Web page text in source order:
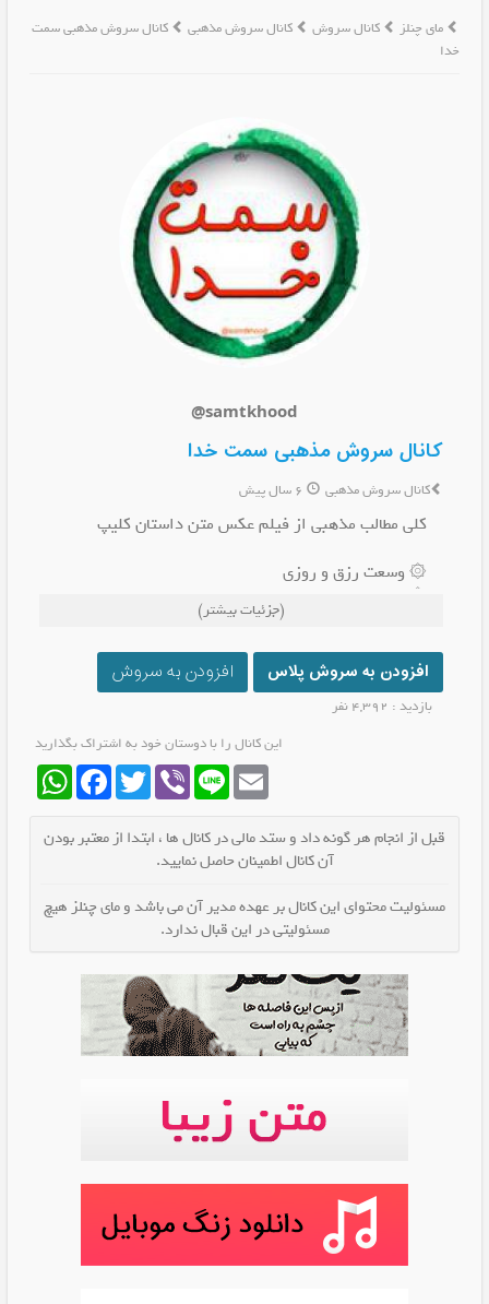
مای چنلز کانال سروش کانال سروش مذهبی
کانال سروش مذهبی سمت
خدا
@samtkhood
کانال سروش مذهبی سمت خدا
کانال سروش مذهبی
کلی مطالب مذهبی از فیلم عکس متن داستان کلیپ
۞ وسعت رزق و روزی
۞خواص سوره، آیه و اذکار
۞ مستند از لاک جیغ تا خدا
۞ رازهاے همســردارے
۞ حکایت و داستان
۞ تربیــت كودک
🔸اللّٰھـُــم ؏جِّل لِوَلیڪَ الفَرَج ...
(جزئیات بیشتر)
افزودن به سروش پلاس افزودن به سروش
بازدید : 4,392 نفر
این کانال را با دوستان خود به اشتراک بگذارید
WhatsAppFacebookTwitter Viber Line Email
قبل از انجام هر گونه داد و ستد مالی در کانال ها ، ابتدا از معتبر بودن
آن کانال اطمینان حاصل نمایید.
مسئولیت محتوای این کانال بر عهده مدیر آن می باشد و مای چنلز هیچ
مسئولیتی در این قبال ندارد.